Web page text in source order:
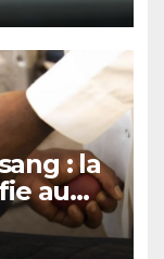
: la
au